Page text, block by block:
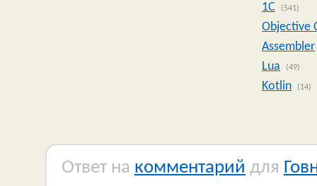
1C (541)
Objective
Assembler
Lua
(49)
Kotlin (14)
Ответ на комментарий для